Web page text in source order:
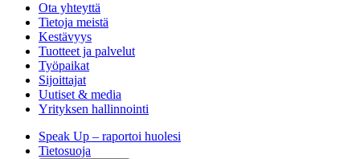
Ota yhteyttä
Tietoja meistä
Kestävyys
Tuotteet ja palvelut
Työpaikat
Sijoittajat
Uutiset & media
Yrityksen hallinnointi
Speak Up – raportoi huolesi
Tietosuoja